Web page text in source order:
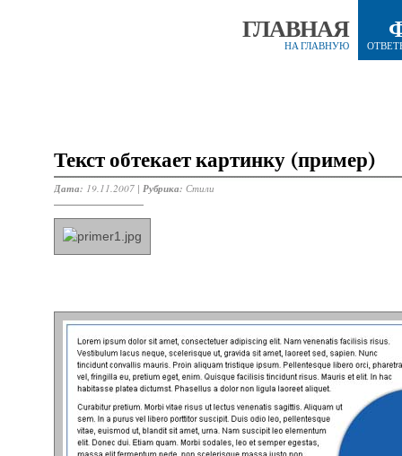
ГЛАВНАЯ
НА ГЛАВНУЮ
Текст обтекает картинку (пример)
Дата: 19.11.2007 | Рубрика: Стили